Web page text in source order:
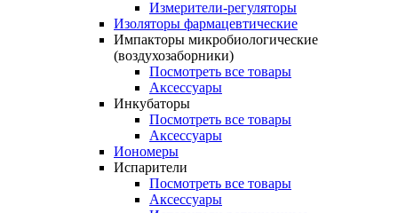
Измерители-регуляторы
Изоляторы фармацевтические
Импакторы микробиологические
(воздухозаборники)
Посмотреть все товары
Аксессуары
Инкубаторы
Посмотреть все товары
Аксессуары
Иономеры
Испарители
Посмотреть все товары
Аксессуары